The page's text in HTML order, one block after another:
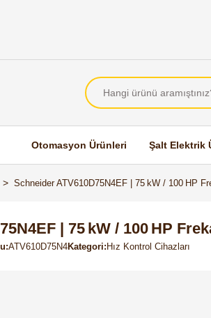
Otomasyon Ürünleri Şalt Elektrik
Schneider ATV610D75N4EF | 75 kW / 100 HP
| 75 kW / 100 HP
ATV610D75N4Kategori Hız Kontrol Cihazları